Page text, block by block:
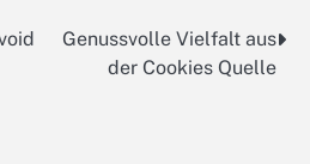
Genussvolle Vielfalt aus
der Cookies Quelle